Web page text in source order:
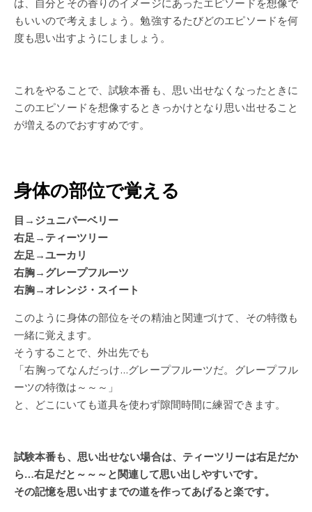
もいいので考えましょう。勉強するたびどのエピソードを何
度も思い出すようにしましょう。
これをやることで、試験本番も、思い出せなくなったときに
このエピソードを想像するときっかけとなり思い出せること
が増えるのでおすすめです。
身体の部位で覚える
目→ジュニパーベリー
右足→ティーツリー
左足→ユーカリ
右胸→グレープフルーツ
右胸→オレンジ・スイート
このように身体の部位をその精油と関連づけて、その特徴も
一緒に覚えます。
そうすることで、外出先でも
「右胸ってなんだっけ…グレープフルーツだ。グレープフル
ーツの特徴は～～～」
と、どこにいても道具を使わず隙間時間に練習できます。
試験本番も、思い出せない場合は、ティーツリーは右足だか
ら…右足だと～～～と関連して思い出しやすいです。
その記憶を思い出すまでの道を作ってあげると楽です。